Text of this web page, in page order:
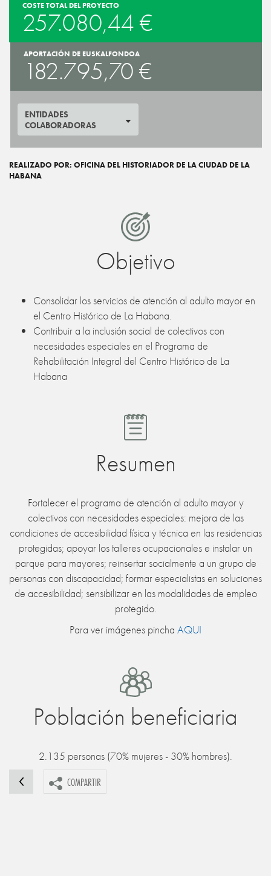
COSTE TOTAL DEL PROYECTO
257.080,44 €
APORTACIÓN DE EUSKALFONDOA
182.795,70 €
ENTIDADES
COLABORADORAS
REALIZADO POR: OFICINA DEL HISTORIADOR DE LA CIUDAD DE LA
HABANA
Objetivo
Consolidar los servicios de atención al adulto mayor en
el Centro Histórico de La Habana.
Contribuir a la inclusión social de colectivos con
necesidades especiales en el Programa de
Rehabilitación Integral del Centro Histórico de La
Habana
Resumen
Fortalecer el programa de atención al adulto mayor y
colectivos con necesidades especiales: mejora de las
condiciones de accesibilidad física y técnica en las residencias
protegidas; apoyar los talleres ocupacionales e instalar un
parque para mayores; reinsertar socialmente a un grupo de
personas con discapacidad; formar especialistas en soluciones
de accesibilidad; sensibilizar en las modalidades de empleo
protegido.
Para ver imágenes pincha AQUI
Población beneficiaria
2.135 personas (70% mujeres - 30% hombres).
COMPARTIR